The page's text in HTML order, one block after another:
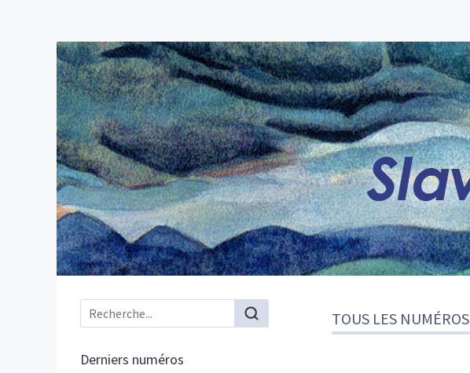
Menu principal
Derniers numéros
TOUS LES NUMÉROS